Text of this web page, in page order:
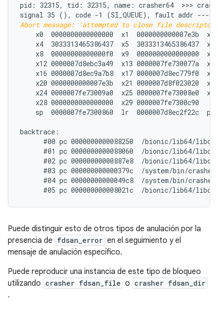
pid: 32315, tid: 32315, name: crasher64  >>>
signal 35 (
Abort message: 'attempted to close file descriptor
x0  0000000000000000  x1  0000000000007e3b
x4  3033313465386437  x5  3033313465386437
x8  00000000000000f0  x9  0000000000000000
x12 0000007d8ebc3a49  x13 0000007fe730077a
x16 0000007d8ec9a7b8  x17 0000007d8ec779f0
x20 0000000000007e3b  x21 0000007d8f023020
x24 0000007fe73009a0  x25 0000007fe73008e0
    x28 0000000000000000  x29 0000007fe7300c90
sp  0000007fe7300860  lr  0000007d8ec2f22c  pc
backtrace:
#00 pc 0000000000088250  /bionic/lib64/
#01 pc 0000000000088060  /bionic/lib64/
#02 pc 00000000000887e8  /bionic/lib64/
#03 pc 000000000000379c  /system/bin/
#04 pc 00000000000049c8  /system/bin/
Puede distinguir esto de otros tipos de anulación por la
presencia de fdsan_error en el seguimiento y el
mensaje de anulación específico.
Puede reproducir una instancia de este tipo de bloqueo
utilizando crasher fdsan_file o crasher fdsan_dir
.